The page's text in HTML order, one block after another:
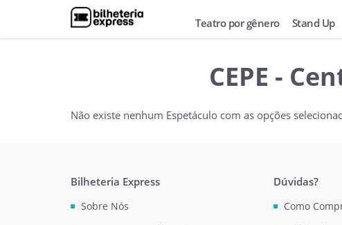
Teatro por gênero Stand Up
CEPE -
Não existe nenhum Espetáculo com as opções
Bilheteria Express
Sobre Nós
Dúvidas?
Como